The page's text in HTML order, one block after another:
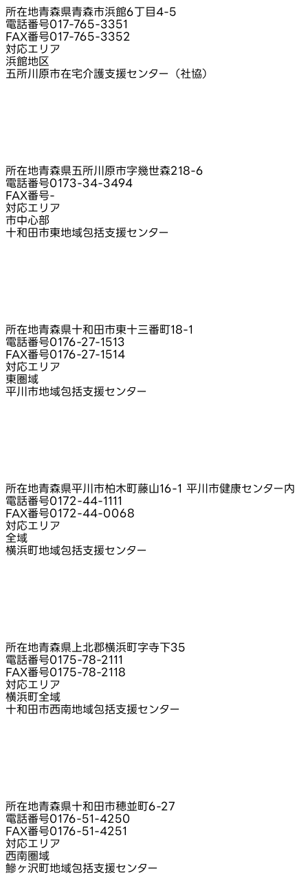
所在地青森県青森市浜館6丁目4-5
電話番号017-765-3351
FAX番号017-765-3352
対応エリア
浜館地区
五所川原市在宅介護支援センター（社協）
所在地青森県五所川原市字幾世森218-6
電話番号0173-34-3494
FAX番号-
対応エリア
市中心部
十和田市東地域包括支援センター
所在地青森県十和田市東十三番町18-1
電話番号0176-27-1513
FAX番号0176-27-1514
対応エリア
東圏域
平川市地域包括支援センター
所在地青森県平川市柏木町藤山16-1 平川市健康センター内
電話番号0172-44-1111
FAX番号0172-44-0068
対応エリア
全域
横浜町地域包括支援センター
所在地青森県上北郡横浜町字寺下35
電話番号0175-78-2111
FAX番号0175-78-2118
対応エリア
横浜町全域
十和田市西南地域包括支援センター
所在地青森県十和田市穂並町6-27
電話番号0176-51-4250
FAX番号0176-51-4251
対応エリア
西南圏域
鰺ヶ沢町地域包括支援センター